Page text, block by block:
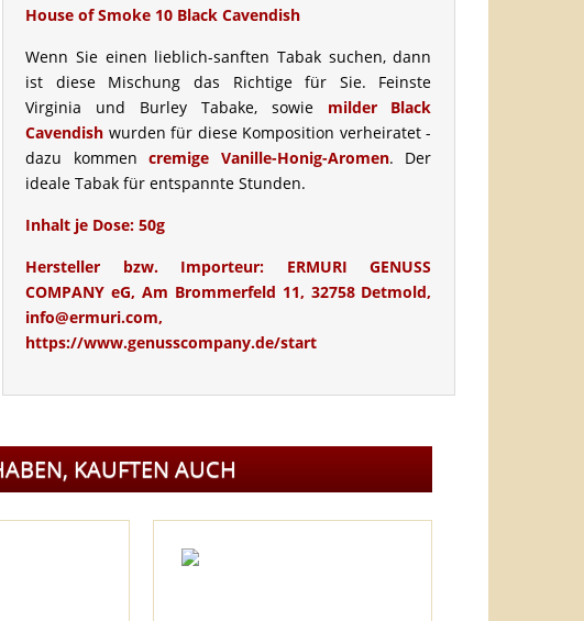
House of Smoke 10 Black Cavendish
Wenn Sie einen lieblich-sanften Tabak suchen, dann
ist diese Mischung das Richtige für Sie. Feinste
Virginia und Burley Tabake, sowie milder Black
Cavendish wurden für diese Komposition verheiratet -
dazu kommencremige Vanille-Honig-Aromen. Der
ideale Tabak für entspannte Stunden.
Inhalt je Dose: 50g
Hersteller bzw. Importeur: ERMURI GENUSS
COMPANY eG, Am Brommerfeld 11, 32758 Detmold,
info@ermuri.com,
https://www.genusscompany.de/start
KAUFTEN AUCH